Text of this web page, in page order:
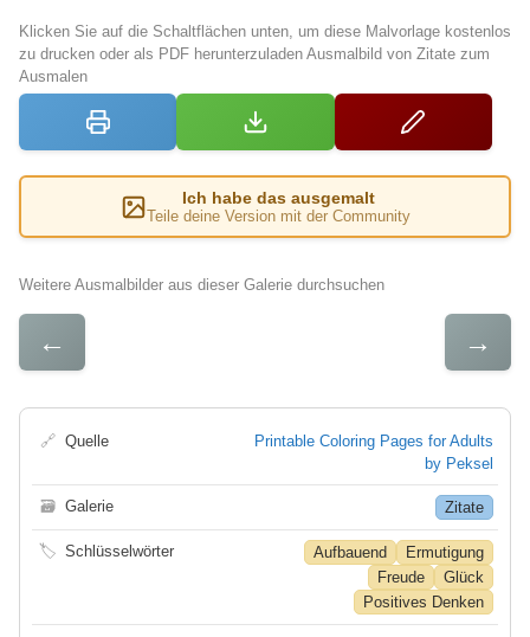
Klicken Sie auf die Schaltflächen unten, um diese Malvorlage kostenlos
zu drucken oder als PDF herunterzuladen Ausmalbild von Zitate zum
Ausmalen
Ich habe das ausgemalt
Teile deine Version mit der Community
Weitere Ausmalbilder aus dieser Galerie durchsuchen
← →
🔗 Quelle
Printable Coloring Pages for Adults
by Peksel
🗃 Galerie Zitate
🏷 Schlüsselwörter Aufbauend
Ermutigung
Freude
Glück
Positives Denken